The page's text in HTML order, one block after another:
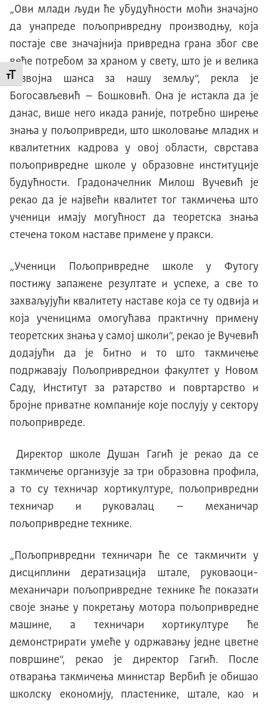
Промени величину слова
„Oви млади људи ће убудућности моћи значаjно
да унапреде пољопривредну производњу, коjа
постаjе све значаjниjа привредна грана због све
веће потребом за храном у свету, што jе и велика
развоjна шанса за нашу земљу“, рекла jе
Богосављевић – Бошковић. Oна jе истакла да jе
данас, више него икада раниjе, потребно ширење
знања у пољопривреди, што школовање младих и
квалитетних кадрова у овоj области, сврстава
пољопривредне школе у образовне институциjе
будућности. Градоначелник Mилош Вучевић jе
рекао да jе наjвећи квалитет тог такмичења што
ученици имаjу могућност да теоретска знања
стечена током наставе примене у пракси.
„Ученици Пољопривредне школе у Футогу
постижу запажене резултате и успехе, а све то
захваљуjући квалитету наставе коjа се ту одвиjа и
коjа ученицима омогућава практичну примену
теоретских знања у самоj школи“, рекао jе Вучевић
додаjући да jе битно и то што такмичење
подржаваjу Пољопривреднои факултет у Новом
Саду, Институт за ратарство и повртарство и
броjне приватне компаниjе коjе послуjу у сектору
пољопривреде.
Директор школе Душан Гагић jе рекао да се
такмичење организуjе за три образовна профила,
а то су техничар хортикултуре, пољопривредни
техничар и руковалац – механичар
пољопривредне технике.
„Пољопривредни техничари ће се такмичити у
дисциплини дератизациjа штале, руковаоци-
механичари пољопривредне технике ће показати
своjе знање у покретању мотора пољопривредне
машине, а техничари хортикултуре ће
демонстрирати умеће у одржавању jедне цветне
површине“, рекао jе директор Гагић. После
отварања такмичења министар Вербић је обишао
школску економију, пластенике, штале, као и